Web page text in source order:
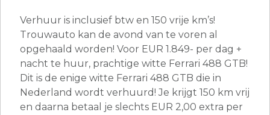
Verhuur is inclusief btw en 150 vrije km’s!
Trouwauto kan de avond van te voren al
opgehaald worden! Voor EUR 1.849- per dag +
nacht te huur, prachtige witte Ferrari 488 GTB!
Dit is de enige witte Ferrari 488 GTB die in
Nederland wordt verhuurd! Je krijgt 150 km vrij
en daarna betaal je slechts EUR 2,00 extra per